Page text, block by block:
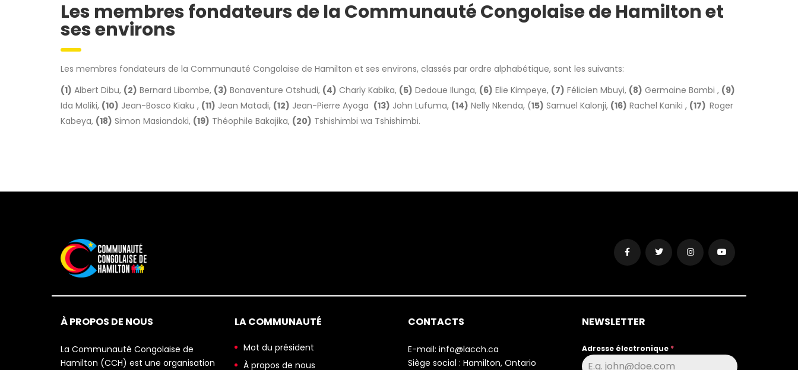
Les membres fondateurs de la Communauté Congolaise de Hamilton et
ses environs
Les membres fondateurs de la Communauté Congolaise de Hamilton et ses environs, classés par ordre alphabétique, sont les suivants:
(1) Albert Dibu, (2) Bernard Libombe, (3) Bonaventure Otshudi, (4) Charly Kabika, (5) Dedoue Ilunga, (6) Elie Kimpeye, (7) Félicien Mbuyi, (8) Germaine Bambi , (9)
Ida Moliki, (10) Jean-Bosco Kiaku , (11) Jean Matadi, (12) Jean-Pierre Ayoga (13) John Lufuma, (14) Nelly Nkenda, (15) Samuel Kalonji, (16) Rachel Kaniki , (17) Roger
Kabeya, (18) Simon Masiandoki, (19) Théophile Bakajika, (20) Tshishimbi wa Tshishimbi.
À PROPOS DE NOUS
La Communauté Congolaise de
Hamilton (CCH) est une organisation
LA COMMUNAUTÉ
Mot du président
À propos de nous
CONTACTS
E-mail: info@lacch.ca
Siège social : Hamilton, Ontario
NEWSLETTER
Adresse électronique *